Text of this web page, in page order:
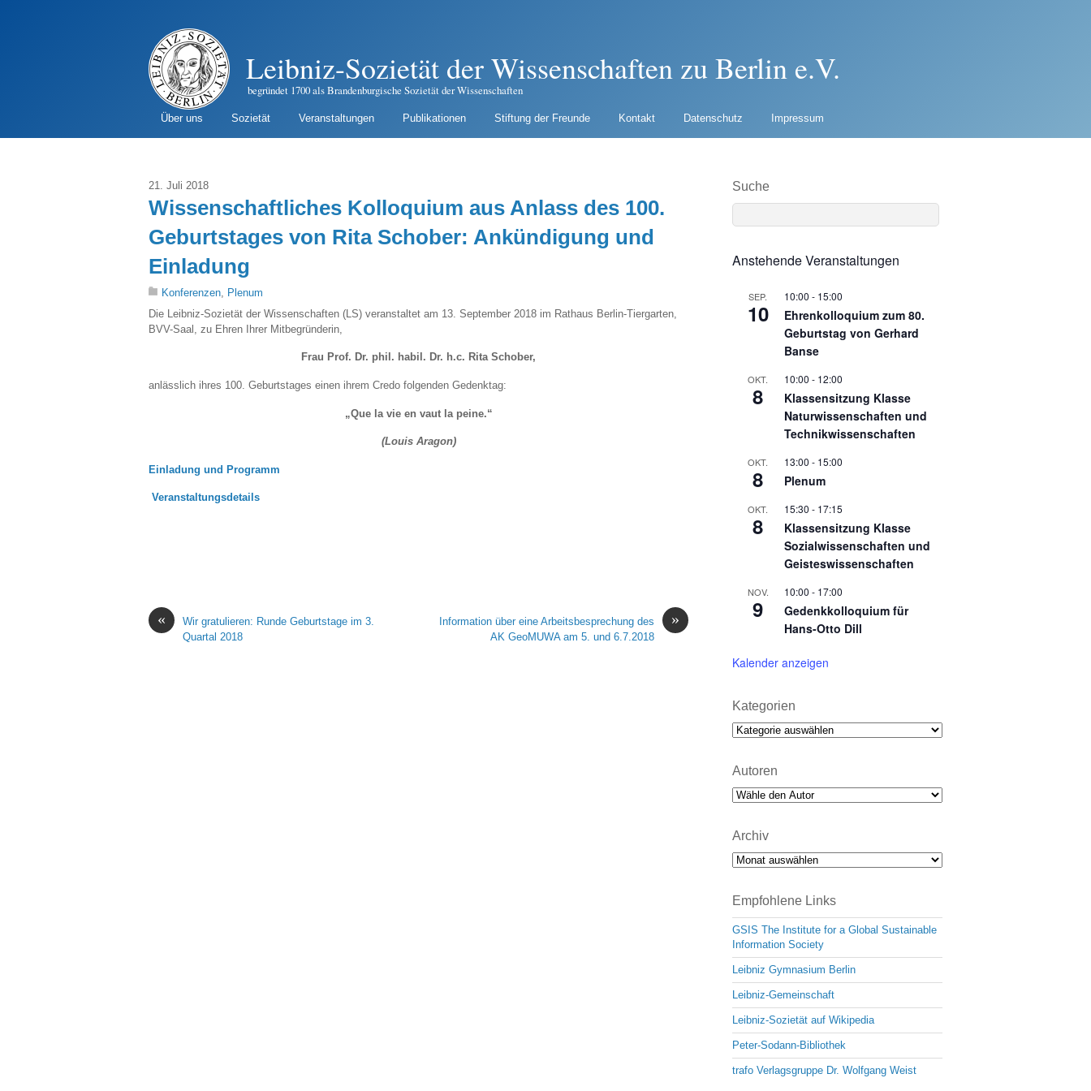
Leibniz-Sozietät der Wissenschaften zu Berlin e.V.
begründet 1700 als Brandenburgische Sozietät der Wissenschaften
Über uns Sozietät Veranstaltungen Publikationen Stiftung der Freunde Kontakt Datenschutz Impressum
21. Juli 2018
Wissenschaftliches Kolloquium aus Anlass des 100.
Geburtstages von Rita Schober: Ankündigung und
Einladung
Konferenzen
Plenum
Die Leibniz-Sozietät der Wissenschaften (LS) veranstaltet am 13. September 2018 im Rathaus Berlin-Tiergarten,
BVV-Saal, zu Ehren Ihrer Mitbegründerin,
Frau Prof. Dr. phil. habil. Dr. h.c. Rita Schober,
anlässlich ihres 100. Geburtstages einen ihrem Credo folgenden Gedenktag:
„Que la vie en vaut la peine.“
(Louis Aragon)
Einladung und Programm
Veranstaltungsdetails
«
Wir gratulieren: Runde Geburtstage im 3.
Quartal 2018
»
Information über eine Arbeitsbesprechung des
AK GeoMUWA am 5. und 6.7.2018
Suche
Anstehende Veranstaltungen
SEP.
10
10:00 - 15:00
Ehrenkolloquium zum 80.
Geburtstag von Gerhard
Banse
OKT.
8
10:00 - 12:00
Klassensitzung Klasse
Naturwissenschaften und
Technikwissenschaften
OKT.
8
13:00 - 15:00
Plenum
OKT.
8
15:30 - 17:15
Klassensitzung Klasse
Sozialwissenschaften und
Geisteswissenschaften
NOV.
9
10:00 - 17:00
Gedenkkolloquium für
Hans-Otto Dill
Kalender anzeigen
Kategorien
Kategorien
Autoren
Archiv
Archiv
Empfohlene Links
GSIS The Institute for a Global Sustainable
Information Society
Leibniz Gymnasium Berlin
Leibniz-Gemeinschaft
Leibniz-Sozietät auf Wikipedia
Peter-Sodann-Bibliothek
trafo Verlagsgruppe Dr. Wolfgang Weist